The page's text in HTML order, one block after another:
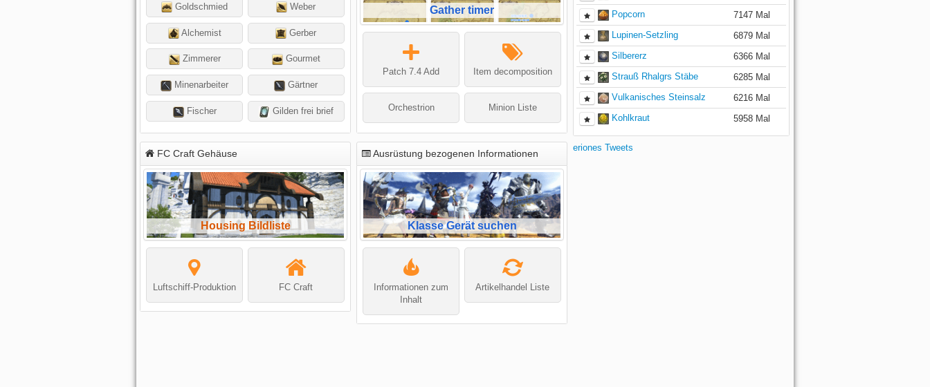
Goldschmied Weber
Alchemist Gerber
Zimmerer Gourmet
Minenarbeiter Gärtner
Fischer Gilden frei brief
Gather timer
Patch 7.4 Add Item decomposition
Orchestrion Minion Liste
Popcorn
7147 Mal
Lupinen-Setzling
6879 Mal
Silbererz
6366 Mal
Strauß Rhalgrs Stäbe
6285 Mal
Vulkanisches Steinsalz
6216 Mal
Kohlkraut
5958 Mal
FC Craft Gehäuse
Housing Bildliste
Luftschiff-Produktion FC Craft
Ausrüstung bezogenen Informationen
Klasse Gerät suchen
Informationen zum
Inhalt
Artikelhandel Liste
eriones Tweets